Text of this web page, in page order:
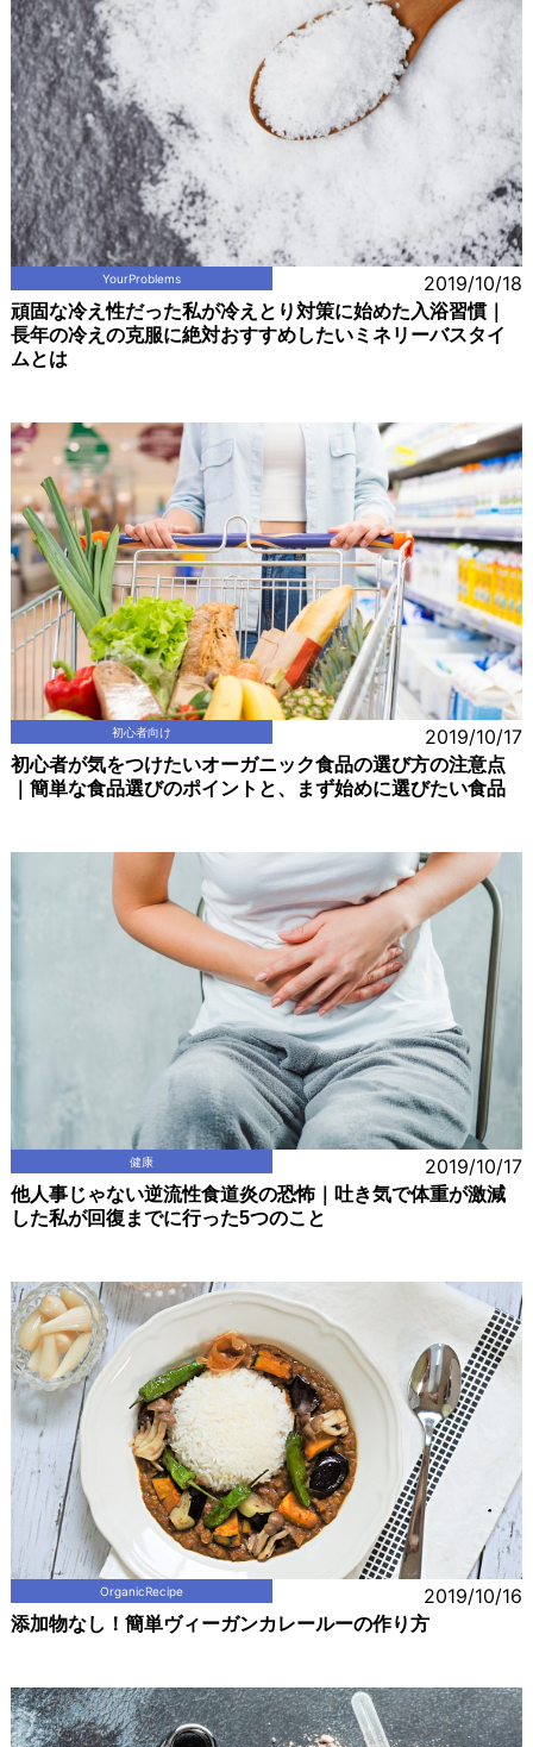
YourProblems 2019/10/18
頑固な冷え性だった私が冷えとり対策に始めた入浴習慣｜
長年の冷えの克服に絶対おすすめしたいミネリーバスタイ
ムとは
初心者向け 2019/10/17
初心者が気をつけたいオーガニック食品の選び方の注意点
｜簡単な食品選びのポイントと、まず始めに選びたい食品
健康 2019/10/17
他人事じゃない逆流性食道炎の恐怖｜吐き気で体重が激減
した私が回復までに行った5つのこと
OrganicRecipe 2019/10/16
添加物なし！簡単ヴィーガンカレールーの作り方